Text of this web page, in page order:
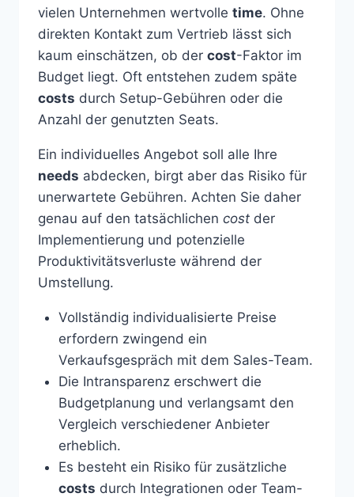
vielen Unternehmen wertvolle time. Ohne
direkten Kontakt zum Vertrieb lässt sich
kaum einschätzen, ob der cost-Faktor im
Budget liegt. Oft entstehen zudem späte
costs durch Setup-Gebühren oder die
Anzahl der genutzten Seats.
Ein individuelles Angebot soll alle Ihre
needs abdecken, birgt aber das Risiko für
unerwartete Gebühren. Achten Sie daher
genau auf den tatsächlichen cost der
Implementierung und potenzielle
Produktivitätsverluste während der
Umstellung.
Vollständig individualisierte Preise
erfordern zwingend ein
Verkaufsgespräch mit dem Sales-Team.
Die Intransparenz erschwert die
Budgetplanung und verlangsamt den
Vergleich verschiedener Anbieter
erheblich.
Es besteht ein Risiko für zusätzliche
costs durch Integrationen oder Team-